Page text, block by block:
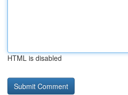
HTML is disabled